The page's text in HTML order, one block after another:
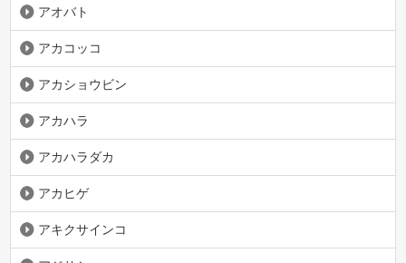
アオバト
アカコッコ
アカショウビン
アカハラ
アカハラダカ
アカヒゲ
アキクサインコ